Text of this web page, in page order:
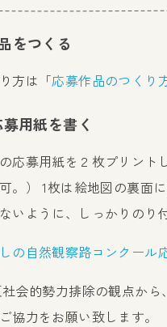
をつくる
方は「応募作品のつくり
用紙を書く
応募用紙を２枚プリント
。） 1枚は絵地図の裏面
いように、しっかりのり
の自然観察路コンクール
会的勢力排除の観点から
協力をお願い致します。